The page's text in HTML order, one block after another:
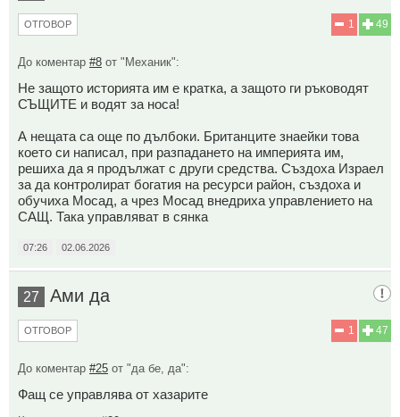
49
1
ОТГОВОР
До коментар #8 от "Механик":
Не защото историята им е кратка, а защото ги ръководят
СЪЩИТЕ и водят за носа!
А нещата са още по дълбоки. Британците знаейки това
което си написал, при разпадането на империята им,
решиха да я продължат с други средства. Създоха Израел
за да контролират богатия на ресурси район, създоха и
обучиха Мосад, а чрез Мосад внедриха управлението на
САЩ. Така управляват в сянка
07:26 02.06.2026
27 Ами да
47
1
ОТГОВОР
До коментар #25 от "да бе, да":
Фащ се управлява от хазарите